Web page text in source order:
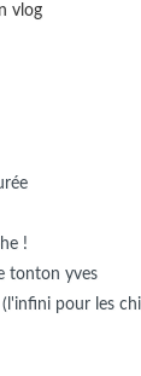
vlog
!
tonton yves
pour les